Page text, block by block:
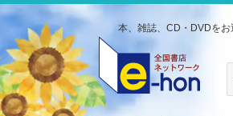
本、雑誌、CD・DVDをお